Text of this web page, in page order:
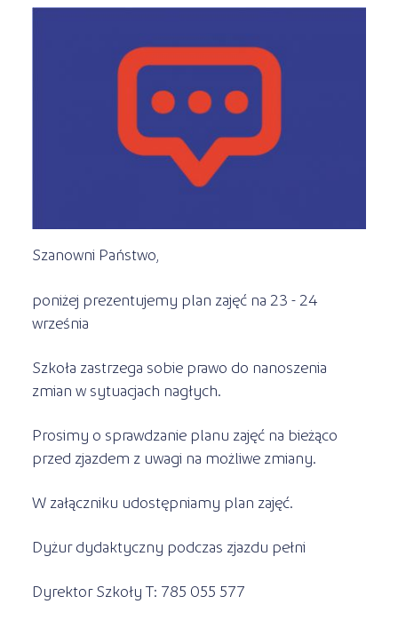
Kształcenie jednoroczne
Kursy ONLINE
Kursy stacjonarne
Historia Firmy
Polityka prywatności
s STREFA SŁUCHACZA
Szanowni Państwo,
poniżej prezentujemy plan zajęć na 23 - 24
września
Szkoła zastrzega sobie prawo do nanoszenia
zmian w sytuacjach nagłych.
Prosimy o sprawdzanie planu zajęć na bieżąco
przed zjazdem z uwagi na możliwe zmiany.
W załączniku udostępniamy plan zajęć.
Dyżur dydaktyczny podczas zjazdu pełni
Dyrektor Szkoły T: 785 055 577